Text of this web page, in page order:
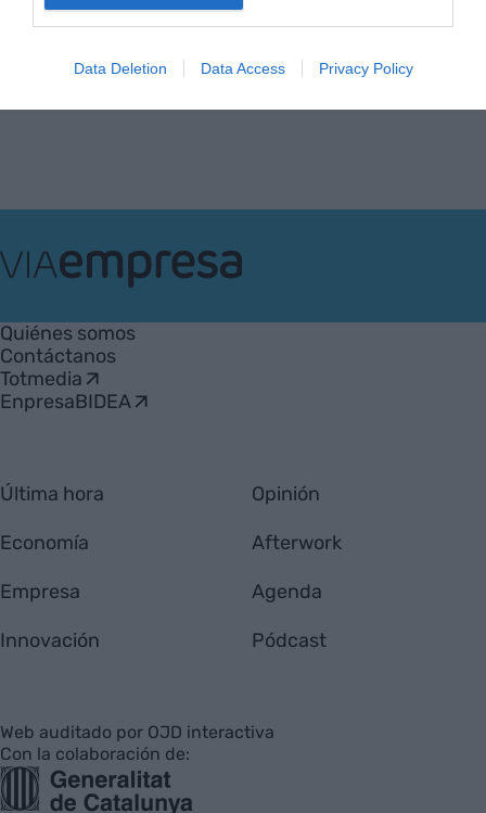
Data Deletion Data Access Privacy Policy
Anterior 1 … 21 22 23 24 25 … 58Siguiente
Empresa
Quiénes somos
Contáctanos
Totmedia
EnpresaBIDEA
Última hora
Economía
Empresa
Innovación
Opinión
Afterwork
Agenda
Pódcast
Web auditado por OJD interactiva
Con la colaboración de: